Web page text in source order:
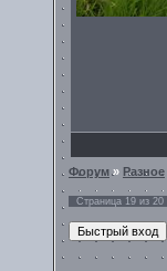
Форум» Разное
Страница 19 из 20